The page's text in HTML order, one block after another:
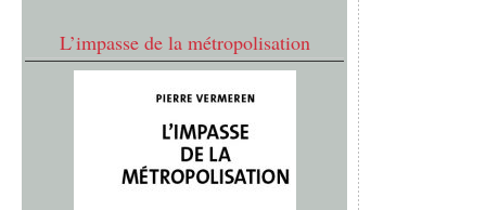
L’impasse de la métropolisation